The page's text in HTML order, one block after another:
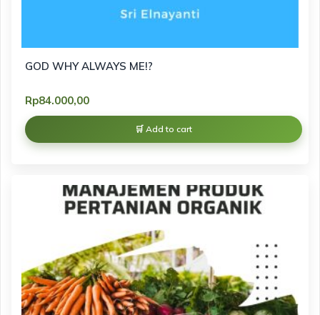
GOD WHY ALWAYS ME!?
Rp84.000,00
Add to cart